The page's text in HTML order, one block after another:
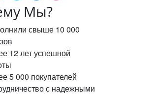
Мы?
свыше 10 000
12 лет успешной
5 000 покупателей
с надежными